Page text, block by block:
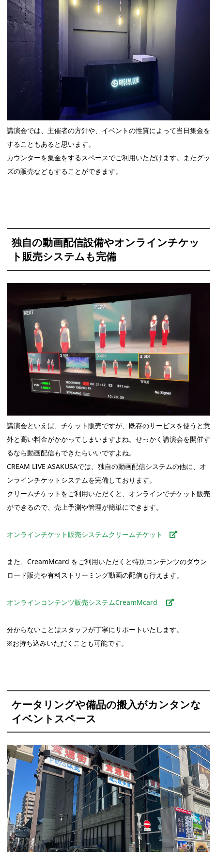
講演会では、主催者の方針や、イベントの性質によって当日集金を
することもあると思います。
カウンターを集金をするスペースでご利用いただけます。またグッ
ズの販売などもすることができます。
独自の動画配信設備やオンラインチケッ
ト販売システムも完備
講演会といえば、チケット販売ですが、既存のサービスを使うと意
外と高い料金がかかってしまいますよね。せっかく講演会を開催す
るなら動画配信もできたらいいですよね。
CREAM LIVE ASAKUSAでは、独自の動画配信システムの他に、オ
ンラインチケットシステムを完備しております。
クリームチケットをご利用いただくと、オンラインでチケット販売
ができるので、売上予測や管理が簡単にできます。
オンラインチケット販売システムクリームチケット
また、CreamMcard をご利用いただくと特別コンテンツのダウン
ロード販売や有料ストリーミング動画の配信も行えます。
オンラインコンテンツ販売システムCreamMcard
分からないことはスタッフが丁寧にサポートいたします。
※お持ち込みいただくことも可能です。
ケータリングや備品の搬入がカンタンな
イベントスペース